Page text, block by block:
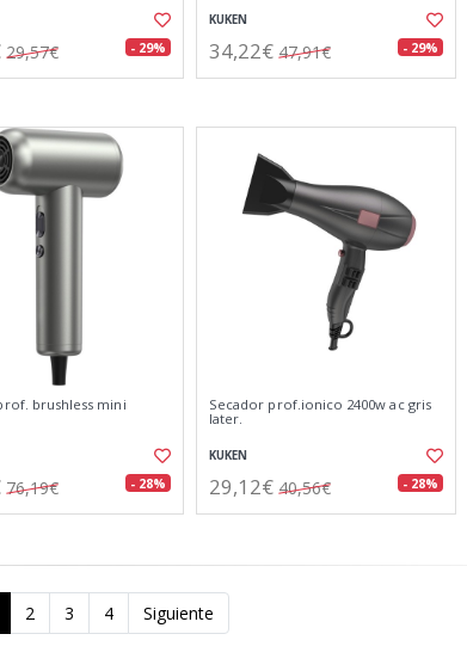
29,57€ - 29%
KUKEN
34,22€ 47,91€ - 29%
brushless mini
76,19€ - 28%
Secador prof.ionico 2400w ac gris
later.
KUKEN
29,12€ 40,56€ - 28%
2 3 4 Siguiente